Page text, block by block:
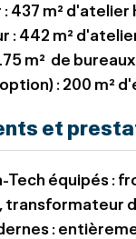
437 m² d'atelier
: 442 m²
m² de
: 200 m²
et
Tech équipés:
transformateur
: